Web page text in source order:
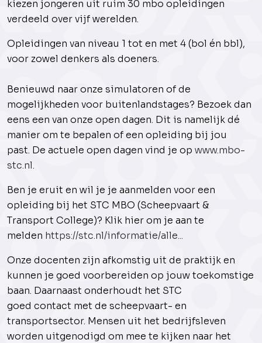
kiezen jongeren uit ruim 30 mbo opleidingen
verdeeld over vijf werelden.
Opleidingen van niveau 1 tot en met 4 (bol én bbl),
voor zowel denkers als doeners.
Benieuwd naar onze simulatoren of de
mogelijkheden voor buitenlandstages? Bezoek dan
eens een van onze open dagen. Dit is namelijk dé
manier om te bepalen of een opleiding bij jou
past. De actuele open dagen vind je op www.mbo-
stc.nl.
Ben je eruit en wil je je aanmelden voor een
opleiding bij het STC MBO (Scheepvaart &
Transport College)? Klik hier om je aan te
melden https://stc.nl/informatie/alle...
Onze docenten zijn afkomstig uit de praktijk en
kunnen je goed voorbereiden op jouw toekomstige
baan. Daarnaast onderhoudt het STC
goed contact met de scheepvaart- en
transportsector. Mensen uit het bedrijfsleven
worden uitgenodigd om mee te kijken naar het